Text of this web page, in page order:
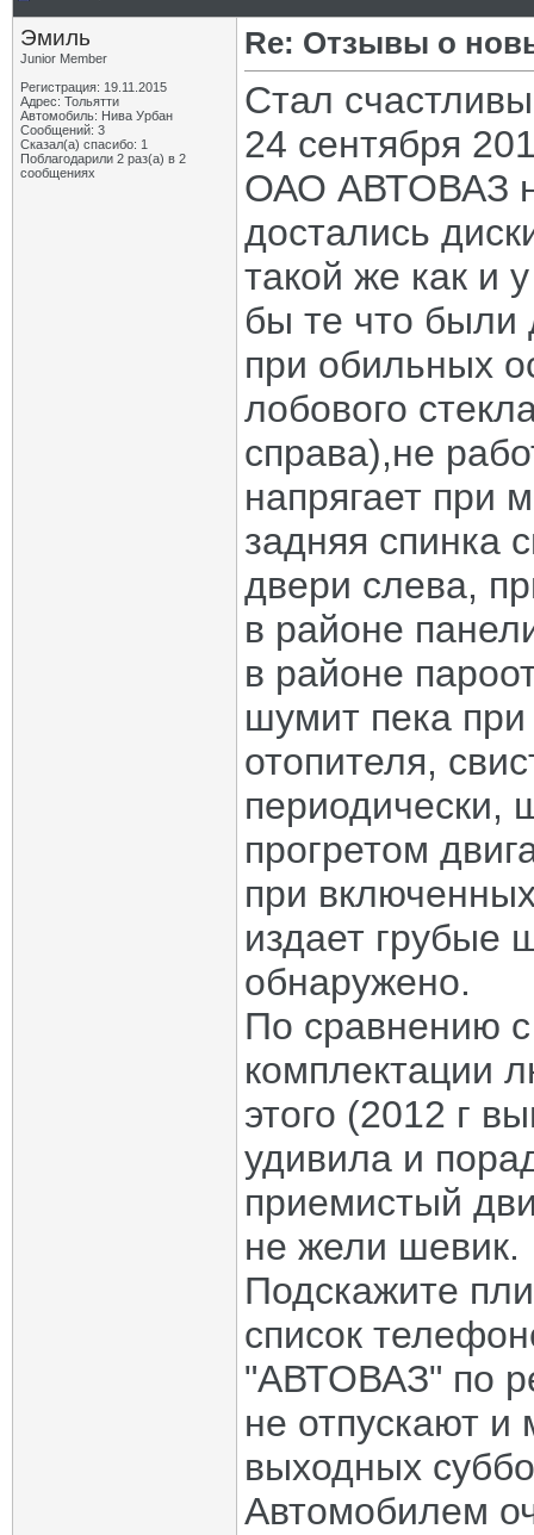
Эмиль
Junior Member
Регистрация: 19.11.2015
Адрес: Тольятти
Автомобиль: Нива Урбан
Сообщений: 3
Сказал(а) спасибо: 1
Поблагодарили 2 раз(а) в 2
сообщениях
Re: Отзывы о
Стал
24 сентября
ОАО АВТОВАЗ
достались
такой же как и
бы те что были
при обильных
лобового
справа),не
напрягает при
задняя спинка
двери слева,
в районе
в районе
шумит пека при
отопителя,
периодически,
прогретом
при
издает грубые
обнаружено.
По сравнению
комплектации
этого (2012 г
удивила и
приемистый
не жели шевик.
Подскажите
список
"АВТОВАЗ" по
не отпускают и
выходных
Автомобилем